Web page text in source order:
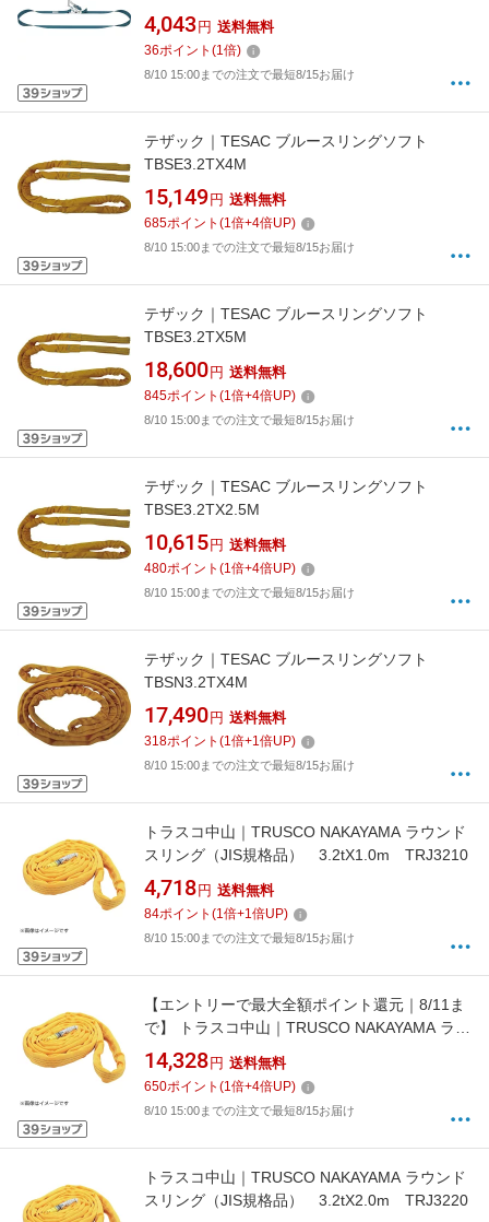
画像はイメージです。実際の商品とは異なりま
す》
4,043 円 送料無料
36ポイント (1倍)
8/10 15:00までの注文で最短8/15お届け
テザック｜TESAC ブルースリングソフト
TBSE3.2TX4M
15,149 円 送料無料
685ポイント (1倍+4倍UP)
8/10 15:00までの注文で最短8/15お届け
テザック｜TESAC ブルースリングソフト
TBSE3.2TX5M
18,600 円 送料無料
845ポイント (1倍+4倍UP)
8/10 15:00までの注文で最短8/15お届け
テザック｜TESAC ブルースリングソフト
TBSE3.2TX2.5M
10,615 円 送料無料
480ポイント (1倍+4倍UP)
8/10 15:00までの注文で最短8/15お届け
テザック｜TESAC ブルースリングソフト
TBSN3.2TX4M
17,490 円 送料無料
318ポイント (1倍+1倍UP)
8/10 15:00までの注文で最短8/15お届け
トラスコ中山｜TRUSCO NAKAYAMA ラウンド
スリング（JIS規格品） 3.2tX1.0m TRJ3210
4,718 円 送料無料
84ポイント (1倍+1倍UP)
8/10 15:00までの注文で最短8/15お届け
【エントリーで最大全額ポイント還元｜8/11ま
で】 トラスコ中山｜TRUSCO NAKAYAMA ラウ
ンドスリング（JIS規格品） 3.2tX4.0m
TRJ3240
14,328 円 送料無料
650ポイント (1倍+4倍UP)
8/10 15:00までの注文で最短8/15お届け
トラスコ中山｜TRUSCO NAKAYAMA ラウンド
スリング（JIS規格品） 3.2tX2.0m TRJ3220